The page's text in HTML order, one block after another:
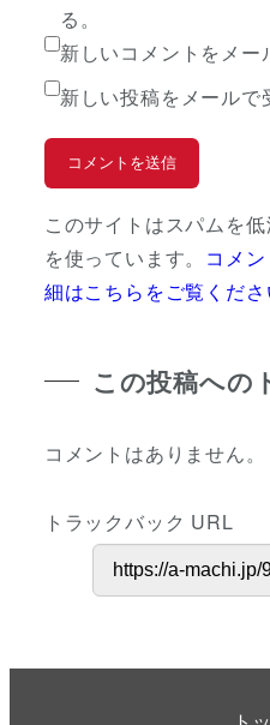
る。
新しいコメントをメー
新しい投稿をメールで
このサイトはスパムを
を使っています。 コメ
細はこちらをご覧くださ
この投稿への
コメントはありません。
トラックバック URL